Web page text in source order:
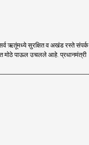
ऋतूंमध्ये सुरक्षित व अखंड रस्ते संपर्क
मोठे पाऊल उचलले आहे. प्रधानमंत्री